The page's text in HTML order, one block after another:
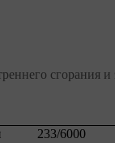
сгорания
233/6000